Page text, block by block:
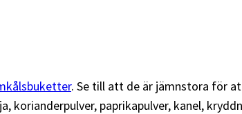
. Se till att de är jämnstora för
korianderpulver, paprikapulver, kanel,